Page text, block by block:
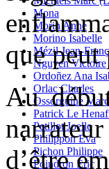
Mona
Morin Anne
Morino Isabelle
Mézil Jean-
Nguyen Victoire
Ordoñez Ana
Orlac Charles
Ossorguine Marc
Patrick Le
Petillot Joelle
Philippon Eva
Pichon Philippe
Poindron Eric
que
Au
d’être